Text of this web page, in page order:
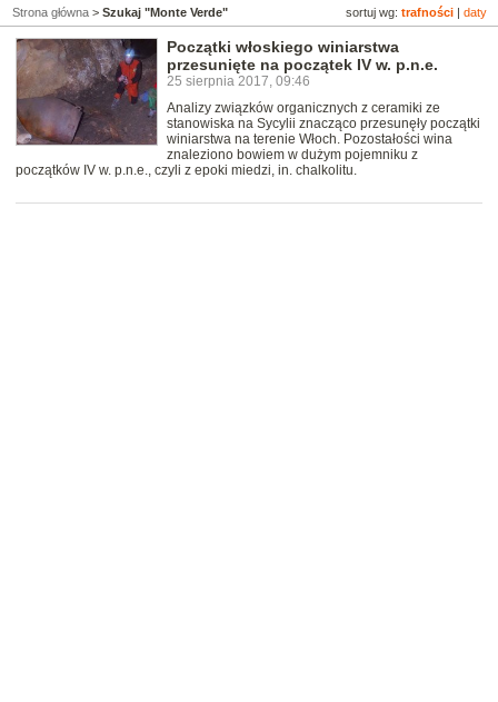
sortuj wg: trafności daty
Strona główna > Szukaj "Monte Verde"
Początki włoskiego winiarstwa
przesunięte na początek IV w. p.n.e.
25 sierpnia 2017, 09:46
Analizy związków organicznych z ceramiki ze
stanowiska na Sycylii znacząco przesunęły początki
winiarstwa na terenie Włoch. Pozostałości wina
znaleziono bowiem w dużym pojemniku z
początków IV w. p.n.e., czyli z epoki miedzi, in. chalkolitu.